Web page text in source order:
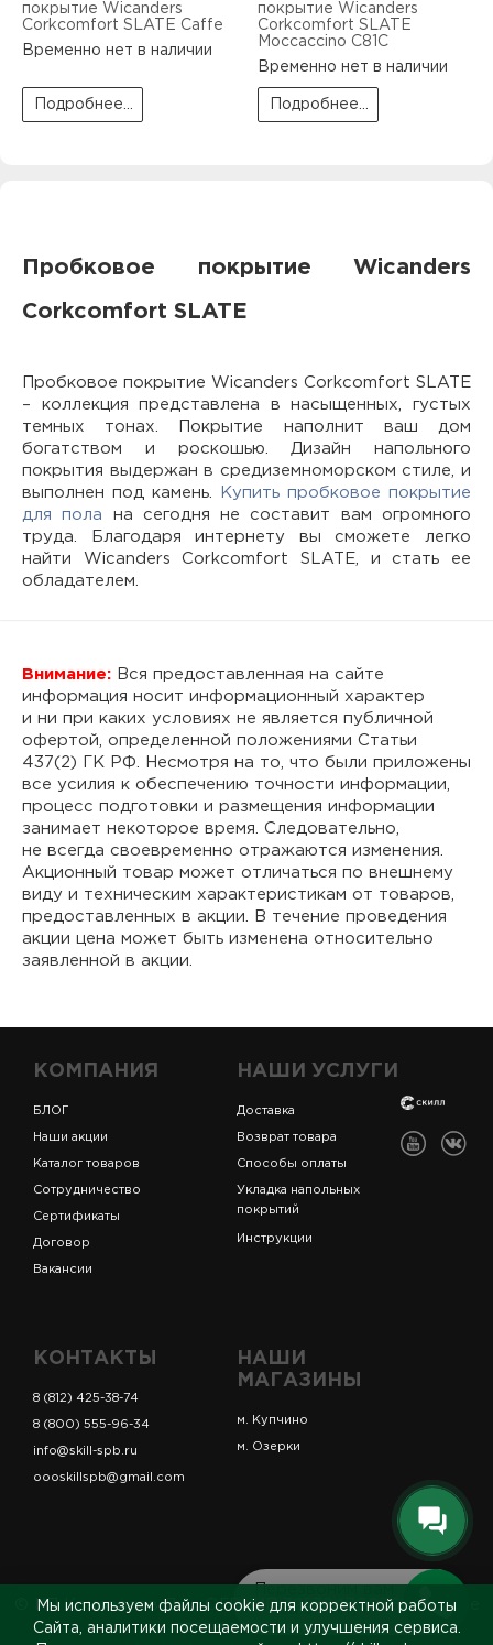
Перезвоним вам
за 5 минут
покрытие Wicanders
Corkcomfort SLATE Caffe
Временно нет в наличии
Подробнее...
покрытие Wicanders
Corkcomfort SLATE
Moccaccino C81C
Временно нет в наличии
Подробнее...
Пробковое покрытие Wicanders
Corkcomfort SLATE
Пробковое покрытие Wicanders Corkcomfort SLATE
– коллекция представлена в насыщенных, густых
темных тонах. Покрытие наполнит ваш дом
богатством и роскошью. Дизайн напольного
покрытия выдержан в средиземноморском стиле, и
выполнен под камень.
Купить пробковое покрытие
для пола на сегодня не составит вам огромного
труда. Благодаря интернету вы сможете легко
найти Wicanders Corkcomfort SLATE, и стать ее
обладателем.
Внимание: Вся предоставленная на сайте
информация носит информационный характер
и ни при каких условиях не является публичной
офертой, определенной положениями Статьи
437(2) ГК РФ. Несмотря на то, что были приложены
все усилия к обеспечению точности информации,
процесс подготовки и размещения информации
занимает некоторое время. Следовательно,
не всегда своевременно отражаются изменения.
Акционный товар может отличаться по внешнему
виду и техническим характеристикам от товаров,
предоставленных в акции. В течение проведения
акции цена может быть изменена относительно
заявленной в акции.
КОМПАНИЯ
БЛОГ
Наши акции
Каталог товаров
Сотрудничество
Сертификаты
Договор
Вакансии
НАШИ УСЛУГИ
Доставка
Возврат товара
Способы оплаты
Укладка напольных
покрытий
Инструкции
КОНТАКТЫ
8 (812) 425-38-74
8 (800) 555-96-34
info@skill-spb.ru
oooskillspb@gmail.com
НАШИ
МАГАЗИНЫ
м. Купчино
м. Озерки
© ИП Коновалов Д.А., ОГРНИП 325784700361023. Все
права защищены.
Мы используем файлы cookie для корректной работы
Сайта, аналитики посещаемости и улучшения сервиса.